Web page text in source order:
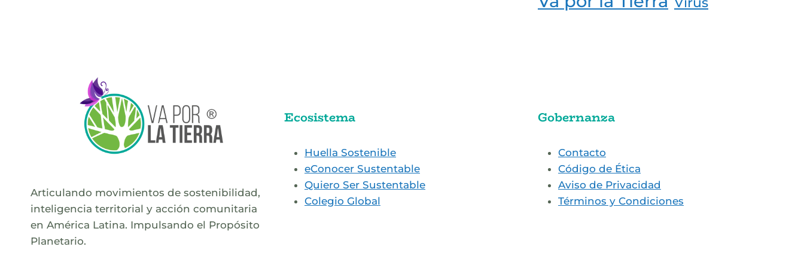
Articulando movimientos de sostenibilidad,
inteligencia territorial y acción comunitaria
en América Latina. Impulsando el Propósito
Planetario.
Ecosistema
Huella Sostenible
eConocer Sustentable
Quiero Ser Sustentable
Colegio Global
Gobernanza
Contacto
Código de Ética
Aviso de Privacidad
Términos y Condiciones